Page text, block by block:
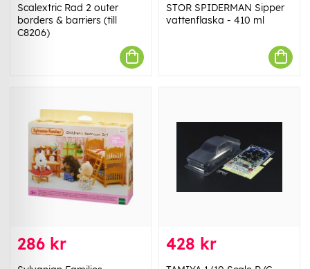
Scalextric Rad 2 outer
borders & barriers (till
C8206)
STOR SPIDERMAN Sipper
vattenflaska - 410 ml
286 kr 428 kr